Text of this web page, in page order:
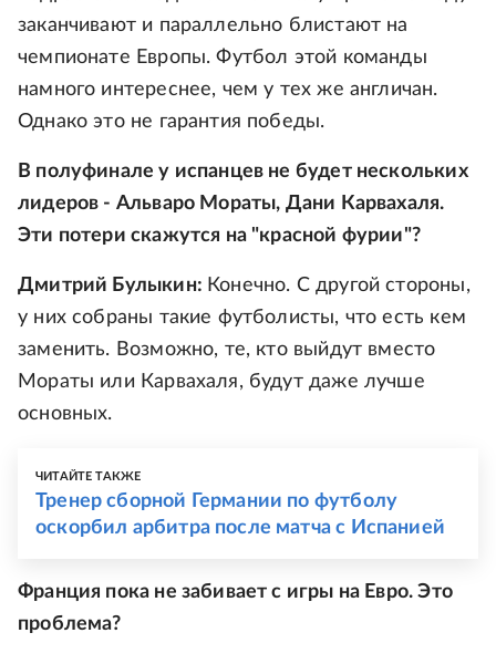
заканчивают и параллельно блистают на
чемпионате Европы. Футбол этой команды
намного интереснее, чем у тех же англичан.
Однако это не гарантия победы.
В полуфинале у испанцев не будет нескольких
лидеров - Альваро Мораты, Дани Карвахаля.
Эти потери скажутся на "красной фурии"?
Дмитрий Булыкин: Конечно. С другой стороны,
у них собраны такие футболисты, что есть кем
заменить. Возможно, те, кто выйдут вместо
Мораты или Карвахаля, будут даже лучше
основных.
ЧИТАЙТЕ ТАКЖЕ
Тренер сборной Германии по футболу
оскорбил арбитра после матча с Испанией
Франция пока не забивает с игры на Евро. Это
проблема?